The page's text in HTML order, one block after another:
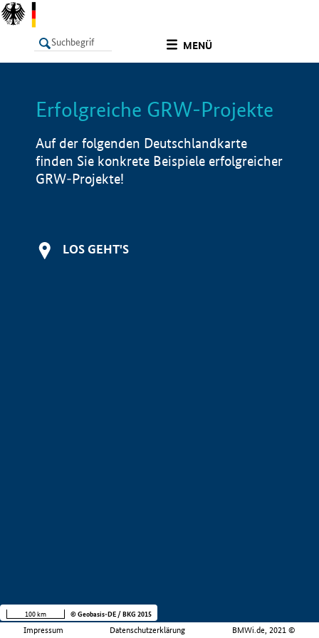
MENÜ
LISTE Info
Erfolgreiche GRW-Projekte
Auf der folgenden Deutschlandkarte
finden Sie konkrete Beispiele erfolgreicher
GRW-Projekte!
LOS GEHT'S
Impressum Datenschutzerklärung BMWi.de, 2021 ©
100 km © Geobasis-DE / BKG 2015